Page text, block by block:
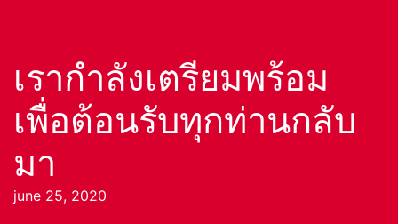
เรากำลังเตรียมพร้อม
เพื่อต้อนรับทุกท่านกลับ
มา
june 25, 2020